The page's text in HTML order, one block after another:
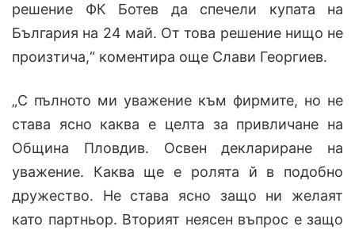
решение ФК Ботев да спечели купата на
България на 24 май. От това решение нищо не
произтича,“ коментира още Слави Георгиев.
„С пълното ми уважение към фирмите, но не
става ясно каква е целта за привличане на
Община Пловдив. Освен деклариране на
уважение. Каква ще е ролята й в подобно
дружество. Не става ясно защо ни желаят
като партньор. Вторият неясен въпрос е защо